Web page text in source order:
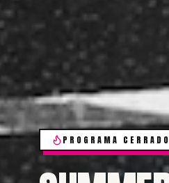
PROGRAMA